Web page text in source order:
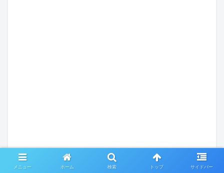
メニュー ホーム 検索 トップ サイドバー